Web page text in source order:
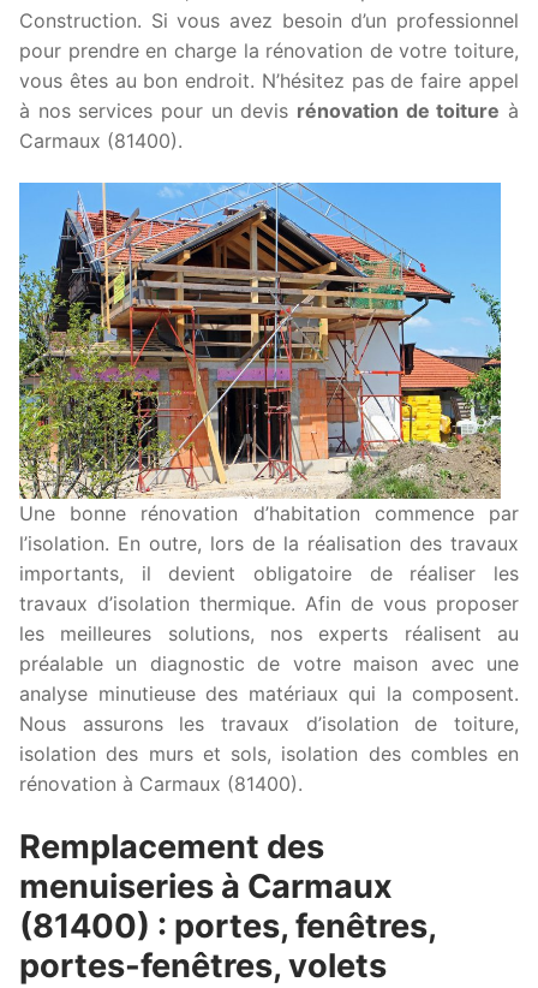
Construction. Si vous avez besoin d’un professionnel
pour prendre en charge la rénovation de votre toiture,
vous êtes au bon endroit. N’hésitez pas de faire appel
à nos services pour un devis rénovation de toiture à
Carmaux (81400).
Une bonne rénovation d’habitation commence par
l’isolation. En outre, lors de la réalisation des travaux
importants, il devient obligatoire de réaliser les
travaux d’isolation thermique. Afin de vous proposer
les meilleures solutions, nos experts réalisent au
préalable un diagnostic de votre maison avec une
analyse minutieuse des matériaux qui la composent.
Nous assurons les travaux d’isolation de toiture,
isolation des murs et sols, isolation des combles en
rénovation à Carmaux (81400).
Remplacement des
menuiseries à Carmaux
(81400) : portes, fenêtres,
portes-fenêtres, volets